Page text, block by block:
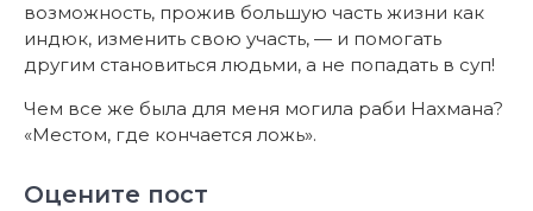
возможность, прожив большую часть жизни как
индюк, изменить свою участь, — и помогать
другим становиться людьми, а не попадать в суп!
Чем все же была для меня могила раби Нахмана?
«Местом, где кончается ложь».
Оцените пост